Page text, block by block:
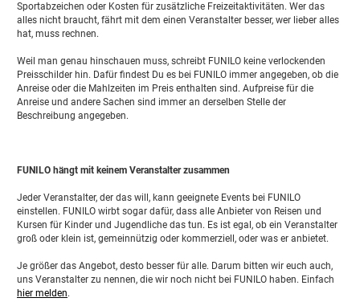
Sportabzeichen oder Kosten für zusätzliche Freizeitaktivitäten. Wer das
alles nicht braucht, fährt mit dem einen Veranstalter besser, wer lieber alles
hat, muss rechnen.
Weil man genau hinschauen muss, schreibt FUNILO keine verlockenden
Preisschilder hin. Dafür findest Du es bei FUNILO immer angegeben, ob die
Anreise oder die Mahlzeiten im Preis enthalten sind. Aufpreise für die
Anreise und andere Sachen sind immer an derselben Stelle der
Beschreibung angegeben.
FUNILO hängt mit keinem Veranstalter zusammen
Jeder Veranstalter, der das will, kann geeignete Events bei FUNILO
einstellen. FUNILO wirbt sogar dafür, dass alle Anbieter von Reisen und
Kursen für Kinder und Jugendliche das tun. Es ist egal, ob ein Veranstalter
groß oder klein ist, gemeinnützig oder kommerziell, oder was er anbietet.
Je größer das Angebot, desto besser für alle. Darum bitten wir euch auch,
uns Veranstalter zu nennen, die wir noch nicht bei FUNILO haben. Einfach
hier melden.